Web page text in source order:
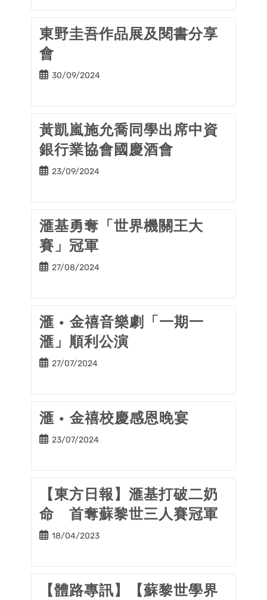
東野圭吾作品展及閱書分享
會
Post30/09/2024
黃凱嵐施允喬同學出席中資
銀行業協會國慶酒會
Post23/09/2024
滙基勇奪「世界機關王大
賽」冠軍
Post27/08/2024
滙 • 金禧音樂劇「一期一
滙」順利公演
Post27/07/2024
滙 • 金禧校慶感恩晚宴
Post23/07/2024
【東方日報】滙基打破二奶
命 首奪蘇黎世三人賽冠軍
Post18/04/2023
【體路專訊】【蘇黎世學界